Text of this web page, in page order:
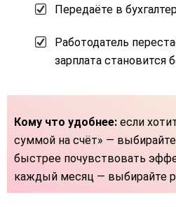
Передаёте в
Работодатель
зарплата становится
Кому что удобнее: если
суммой на счёт» —
быстрее почувствовать
каждый месяц — выбирайте